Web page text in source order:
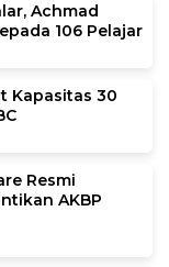
Achmad
106 Pelajar
Kapasitas 30
Resmi
AKBP